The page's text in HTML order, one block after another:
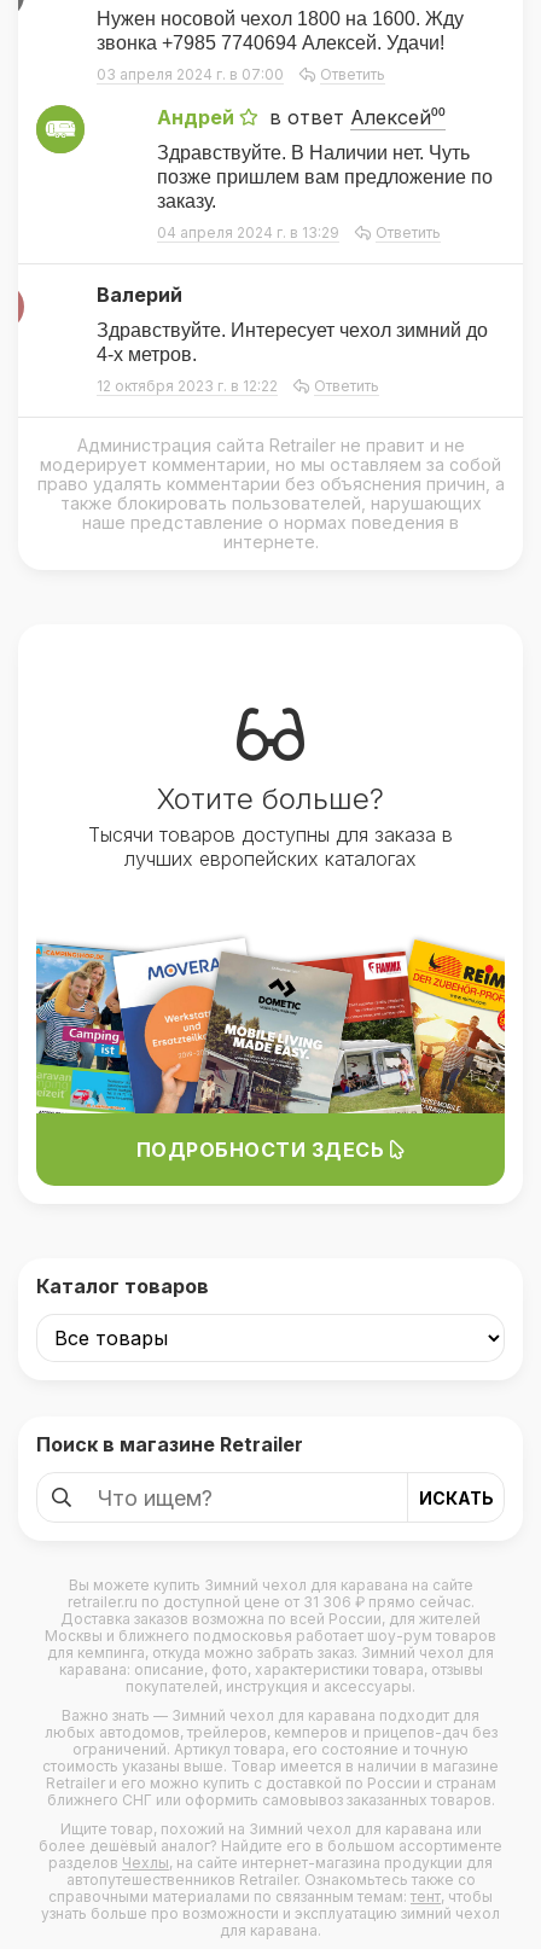
Нужен носовой чехол 1800 на 1600. Жду
звонка +7985 7740694 Алексей. Удачи!
03 апреля 2024 г. в 07:00 Ответить
А Андрей в ответ Алексей⁰⁰
Здравствуйте. В Наличии нет. Чуть
позже пришлем вам предложение по
заказу.
04 апреля 2024 г. в 13:29 Ответить
Валерий
Здравствуйте. Интересует чехол зимний до
4-х метров.
12 октября 2023 г. в 12:22 Ответить
Администрация сайта Retrailer не правит и не
модерирует комментарии, но мы оставляем за собой
право удалять комментарии без объяснения причин, а
также блокировать пользователей, нарушающих
наше представление о нормах поведения в
интернете.
Хотите больше?
Тысячи товаров доступны для заказа в
лучших европейских каталогах
ПОДРОБНОСТИ ЗДЕСЬ
Каталог товаров
Поиск в магазине Retrailer
Вы можете купить Зимний чехол для каравана на сайте
retrailer.ru по доступной цене от 31 306 ₽ прямо сейчас.
Доставка заказов возможна по всей России, для жителей
Москвы и ближнего подмосковья работает шоу-рум товаров
для кемпинга, откуда можно забрать заказ. Зимний чехол для
каравана: описание, фото, характеристики товара, отзывы
покупателей, инструкция и аксессуары.
Важно знать — Зимний чехол для каравана подходит для
любых автодомов, трейлеров, кемперов и прицепов-дач без
ограничений. Артикул товара, его состояние и точную
стоимость указаны выше. Товар имеется в наличии в магазине
Retrailer и его можно купить с доставкой по России и странам
ближнего СНГ или оформить самовывоз заказанных товаров.
Ищите товар, похожий на Зимний чехол для каравана или
более дешёвый аналог? Найдите его в большом ассортименте
разделов Чехлы, на сайте интернет-магазина продукции для
автопутешественников Retrailer. Ознакомьтесь также со
справочными материалами по связанным темам: тент, чтобы
узнать больше про возможности и эксплуатацию зимний чехол
для каравана.